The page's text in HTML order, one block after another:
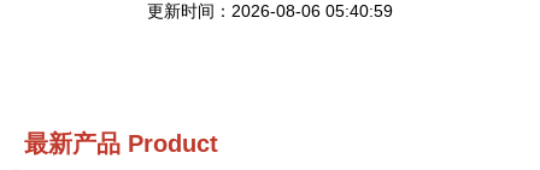
更新时间：2026-08-06 05:40:59
最新产品 Product